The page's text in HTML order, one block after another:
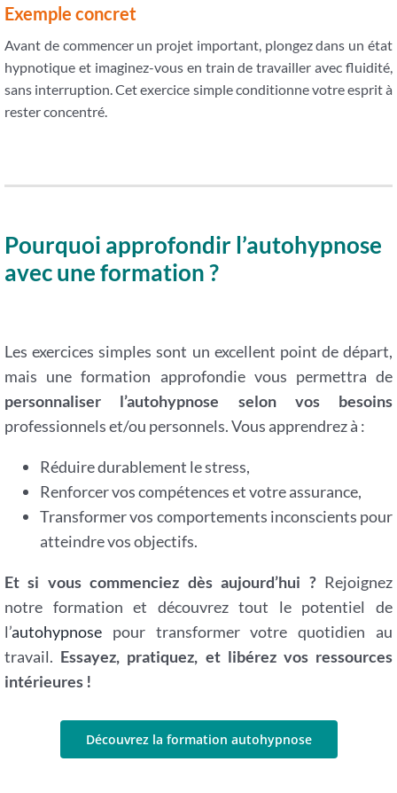
Exemple concret
Avant de commencer un projet important, plongez dans un état
hypnotique et imaginez-vous en train de travailler avec fluidité,
sans interruption. Cet exercice simple conditionne votre esprit à
rester concentré.
Pourquoi approfondir l’autohypnose
avec une formation ?
Les exercices simples sont un excellent point de départ,
mais une formation approfondie vous permettra de
personnaliser l’autohypnose selon vos besoins
professionnels et/ou personnels. Vous apprendrez à :
Réduire durablement le stress,
Renforcer vos compétences et votre assurance,
Transformer vos comportements inconscients pour
atteindre vos objectifs.
Et si vous commenciez dès aujourd’hui ?Rejoignez
notre formation et découvrez tout le potentiel de
l’autohypnosepour transformer votre quotidien au
travail. Essayez, pratiquez, et libérez vos ressources
intérieures !
Découvrez la formation autohypnose